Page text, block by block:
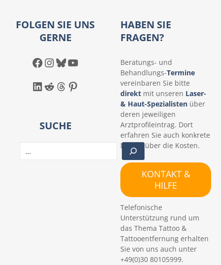
FOLGEN SIE UNS
GERNE
Facebook InstagramBluesky YouTube
LinkedIn Reddit Threads Pinterest
SUCHE
HABEN SIE
FRAGEN?
Beratungs- und
Behandlungs-Termine
vereinbaren Sie bitte
direkt mit unseren Laser-
& Haut-Spezialisten über
deren jeweiligen
Arztprofileintrag. Dort
erfahren Sie auch konkrete
Details über die Kosten.
KONTAKT &
HILFE
Telefonische
Unterstützung rund um
das Thema Tattoo &
Tattooentfernung erhalten
Sie von uns auch unter
+49(0)30 80105999.